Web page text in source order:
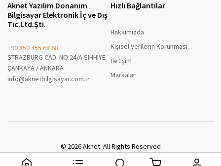
Aknet Yazılım Donanım
Bilgisayar Elektronik İç ve Dış
Tic.Ltd.Şti.
+90 850 455 68 68
STRAZBURG CAD. NO:24/A SIHHIYE
ÇANKAYA / ANKARA
info@aknetbilgisayar.com.tr
Hızlı Bağlantılar
Hakkımızda
Kişisel Verilerin Korunması
İletişim
Markalar
© 2026 Aknet. All Rights Reserved
A8 Enterprise B2B